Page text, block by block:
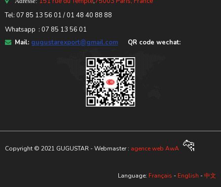
Tel: 07 85 13 56 01 / 01 48 40 88 88
Whatsapp : 07 85 13 56 01
Mail: gugustarexport@gmail.com QR code wechat:
Copyright © 2021 GUGUSTAR - Webmaster : agence web AwA 🐆
Language: Français - English -中文